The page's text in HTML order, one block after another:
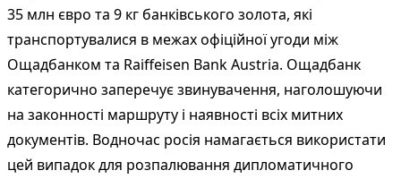
35 млн євро та 9 кг банківського золота, які
транспортувалися в межах офіційної угоди між
Ощадбанком та Raiffeisen Bank Austria. Ощадбанк
категорично заперечує звинувачення, наголошуючи
на законності маршруту і наявності всіх митних
документів. Водночас росія намагається використати
цей випадок для розпалювання дипломатичного